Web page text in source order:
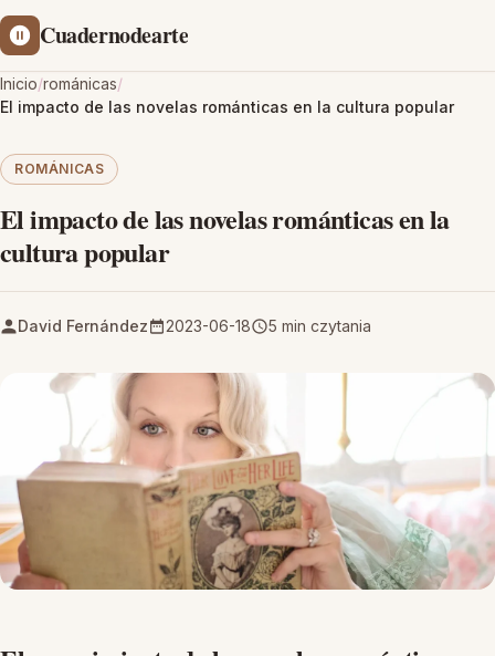
Cuadernodearte
Inicio/románicas/
El impacto de las novelas románticas en la cultura popular
ROMÁNICAS
El impacto de las novelas románticas en la
cultura popular
David Fernández 2023-06-18 5 min czytania